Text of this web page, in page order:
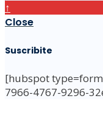
↑
Close
Suscribite
[hubspot
7966-4767-9296-